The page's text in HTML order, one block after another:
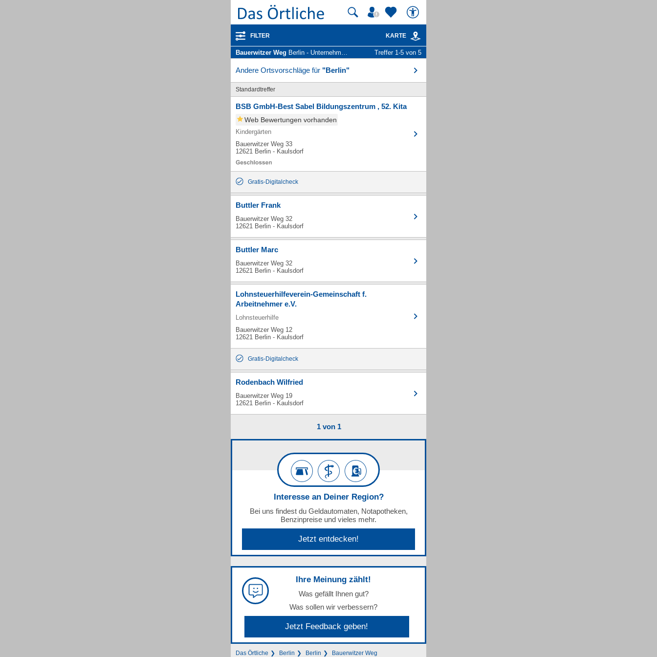
FILTER KARTE
Bauerwitzer Weg Berlin - Unternehmen und Personen Treffer 1-5 von 5
Andere Ortsvorschläge für "Berlin"
Standardtreffer
BSB GmbH-Best Sabel Bildungszentrum , 52. Kita
Web Bewertungen vorhanden
Kindergärten
Bauerwitzer Weg 33
12621 Berlin - Kaulsdorf
Gratis-Digitalcheck
Buttler Frank
Bauerwitzer Weg 32
12621 Berlin - Kaulsdorf
Buttler Marc
Bauerwitzer Weg 32
12621 Berlin - Kaulsdorf
Lohnsteuerhilfeverein-Gemeinschaft f.
Arbeitnehmer e.V.
Lohnsteuerhilfe
Bauerwitzer Weg 12
12621 Berlin - Kaulsdorf
Gratis-Digitalcheck
Rodenbach Wilfried
Bauerwitzer Weg 19
12621 Berlin - Kaulsdorf
1 von 1
Interesse an Deiner Region?
Bei uns findest du Geldautomaten, Notapotheken,
Benzinpreise und vieles mehr.
Jetzt entdecken!
Ihre Meinung zählt!
Was gefällt Ihnen gut?
Was sollen wir verbessern?
Jetzt Feedback geben!
Das Örtliche Berlin Berlin Bauerwitzer Weg